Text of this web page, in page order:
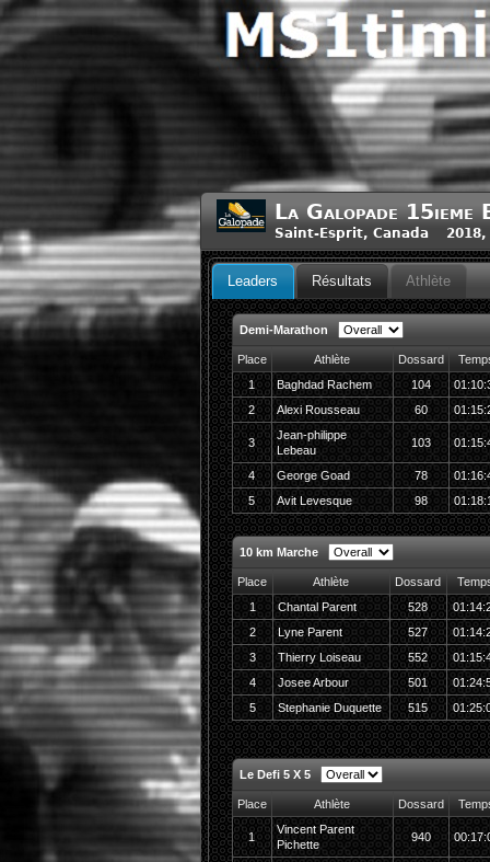
La Galopade 15ieme
Saint-Esprit, Canada 2018,
Leaders Résultats Athlète
Demi-Marathon
Place Athlète Dossard
1
Baghdad Rachem 104
2
Alexi Rousseau 60
3
Jean-philippe
Lebeau
103
4 George Goad 78
5
Avit Levesque 98
10 km Marche
Place Athlète Dossard
1
Chantal Parent 528
2
Lyne Parent 527
3
Thierry Loiseau 552
4
Josee Arbour 501
5
Stephanie Duquette 515
Le Defi 5 X 5
Place Athlète Dossard
1
Vincent Parent
Pichette
940